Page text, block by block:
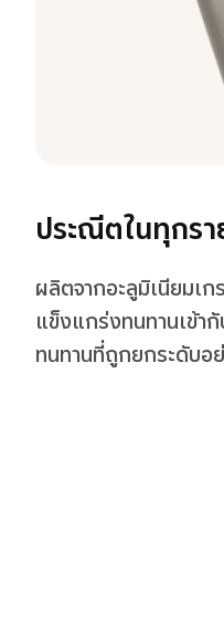
มุมเครื่อง
ดีไซน์มุมโค้งอย่างประ
ความสบายในการใช้งา